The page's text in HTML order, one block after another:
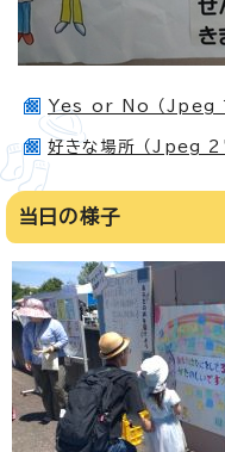
Yes or No （Jpeg
好きな場所 （Jpeg
当日の様子